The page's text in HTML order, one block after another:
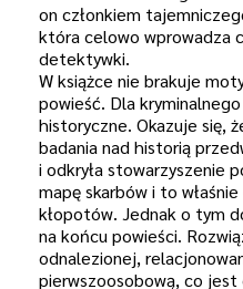
on członkiem
która celowo wprowadza
detektywki.
W książce nie brakuje
powieść. Dla
historyczne. Okazuje się,
badania nad historią
i odkryła stowarzyszenie
mapę skarbów i to
kłopotów. Jednak o tym
na końcu powieści.
odnalezionej,
pierwszoosobową, co jest